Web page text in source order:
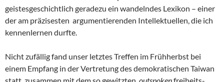
geistesgeschichtlich geradezu ein wandelndes Lexikon – einer
der am präzisesten argumentierenden Intellektuellen, die ich
kennenlernen durfte.
Nicht zufällig fand unser letztes Treffen im Frühherbst bei
einem Empfang in der Vertretung des demokratischen Taiwan